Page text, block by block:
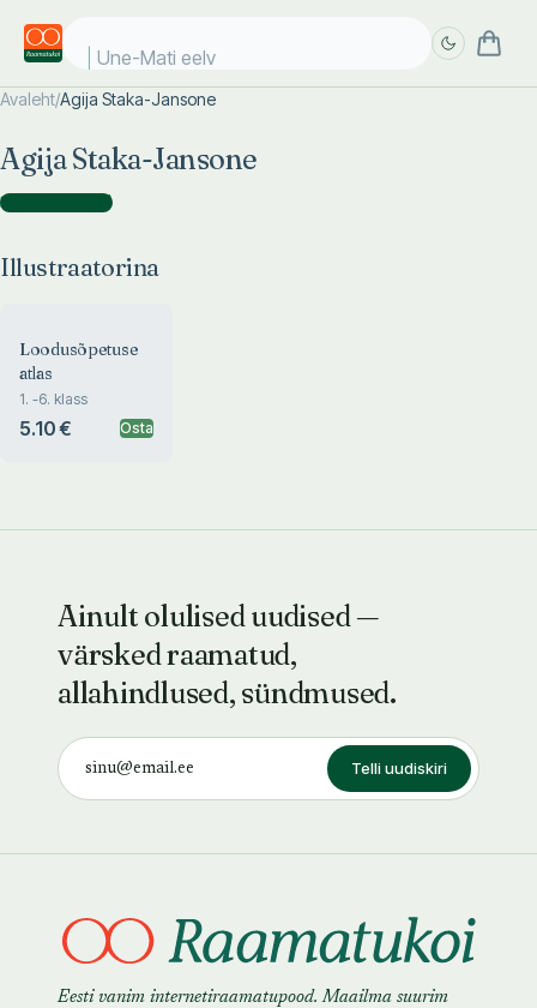
Une-Mati eelvi
Avaleht/Agija Staka-Jansone
Agija Staka-Jansone
Illustraatorina )
Illustraatorina
Loodusõpetuse
atlas
1. -6. klass
5.10 € Osta
Ainult olulised uudised —
värsked raamatud,
allahindlused, sündmused.
Telli uudiskiri
Eesti vanim internetiraamatupood. Maailma suurim